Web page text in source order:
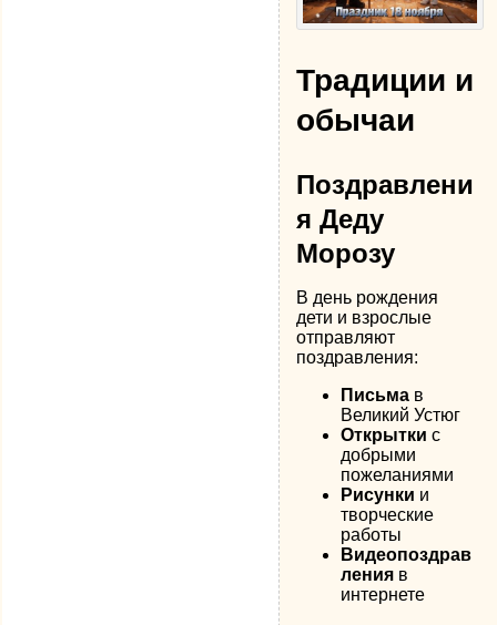
Традиции и
обычаи
Поздравлени
я Деду
Морозу
В день рождения
дети и взрослые
отправляют
поздравления:
Письма в
Великий Устюг
Открытки с
добрыми
пожеланиями
Рисунки и
творческие
работы
Видеопоздрав
ления в
интернете